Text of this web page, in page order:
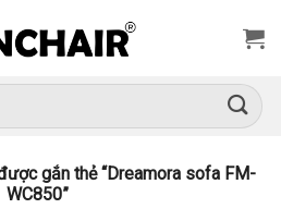
gắn thẻ “Dreamora sofa FM-
WC850”